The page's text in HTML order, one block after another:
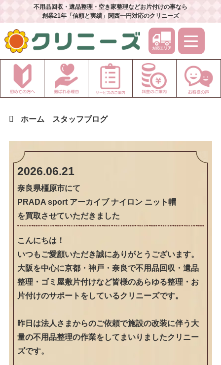
不用品回収・遺品整理・空き家整理などお片付けの事なら
創業21年「信頼と実績」関西一円対応のクリニーズ
ホーム スタッフブログ
2026.06.21
奈良県橿原市にて
PRADA sport アーカイブ ナイロン ニット帽
を買取させていただきました
こんにちは！
いつもご愛顧いただき誠にありがとうございます。
大阪を中心に京都・神戸・奈良で不用品回収・遺品
整理・ゴミ屋敷片付けなど皆様のあらゆる整理・お
片付けのサポートをしているクリニーズです。
昨日は法人さまからのご依頼で施設の改装に伴う大
量の不用品整理の作業をしてまいりましたクリニー
ズです。